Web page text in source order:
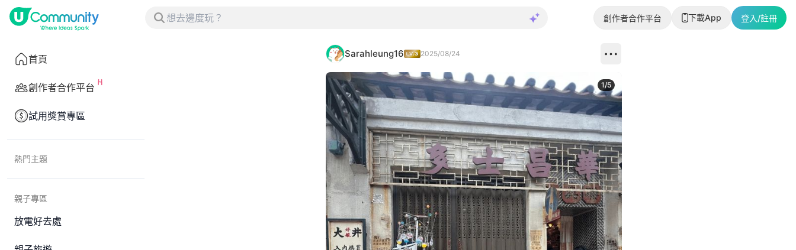
創作者合作平台 下載App 登入/註冊
首頁
創作者合作平台
試用獎賞專區
熱門主題
親子專區
放電好去處
Sarahleung16 2025/08/24
1/5